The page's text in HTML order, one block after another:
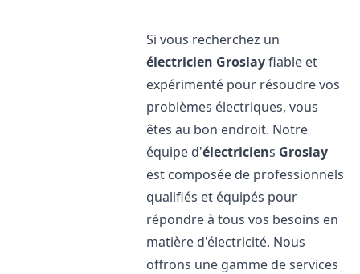
Si vous recherchez un
électricien Groslayfiable et
expérimenté pour résoudre vos
problèmes électriques, vous
êtes au bon endroit. Notre
équipe d'électriciens Groslay
est composée de professionnels
qualifiés et équipés pour
répondre à tous vos besoins en
matière d'électricité. Nous
offrons une gamme de services